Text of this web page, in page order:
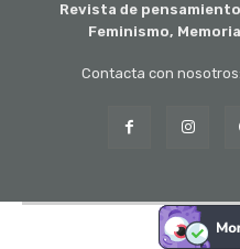
Revista de
Feminismo,
Contacta con